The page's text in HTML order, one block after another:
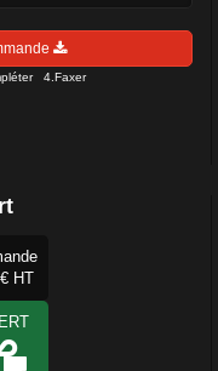
4.Faxer
HT